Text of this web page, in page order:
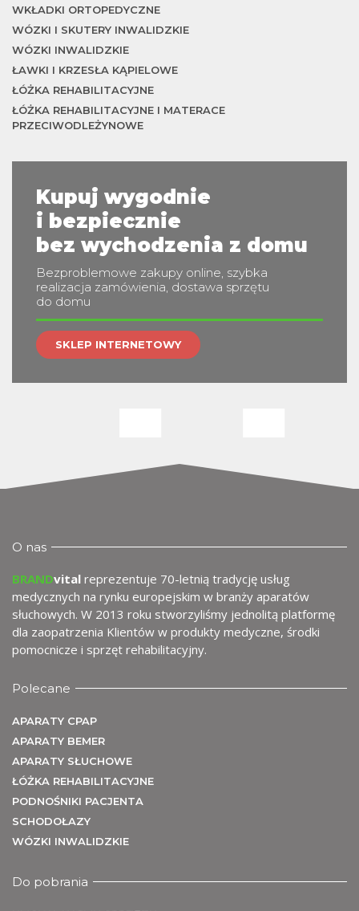
WKŁADKI ORTOPEDYCZNE
WÓZKI I SKUTERY INWALIDZKIE
WÓZKI INWALIDZKIE
ŁAWKI I KRZESŁA KĄPIELOWE
ŁÓŻKA REHABILITACYJNE
ŁÓŻKA REHABILITACYJNE I MATERACE
PRZECIWODLEŻYNOWE
Kupuj wygodnie
i bezpiecznie
bez wychodzenia z domu
Bezproblemowe zakupy online, szybka
realizacja zamówienia, dostawa sprzętu
do domu
SKLEP INTERNETOWY
O nas
BRANDvital reprezentuje 70-letnią tradycję usług
medycznych na rynku europejskim w branży aparatów
słuchowych. W 2013 roku stworzyliśmy jednolitą platformę
dla zaopatrzenia Klientów w produkty medyczne, środki
pomocnicze i sprzęt rehabilitacyjny.
Polecane
APARATY CPAP
APARATY BEMER
APARATY SŁUCHOWE
ŁÓŻKA REHABILITACYJNE
PODNOŚNIKI PACJENTA
SCHODOŁAZY
WÓZKI INWALIDZKIE
Do pobrania